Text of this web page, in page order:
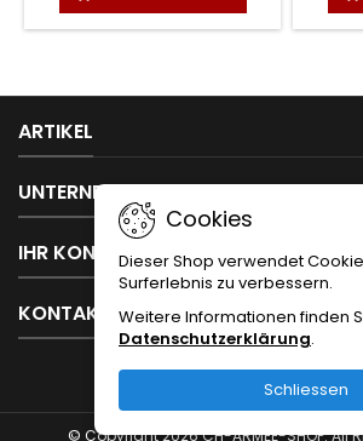
ARTIKEL
UNTERNEHMEN
IHR KONTO
KONTAKT
Cookies
Dieser Shop verwendet
Surferlebnis zu verbessern.
Weitere Informationen finden
Datenschutzerklärung.
Schliessen
© Copyright 2026 CH-ARMEE-SHOP. All